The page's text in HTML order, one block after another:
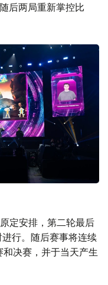
后两局重新掌控比
定安排，第二轮最后
行。随后赛事将连续
决赛，并于当天产生